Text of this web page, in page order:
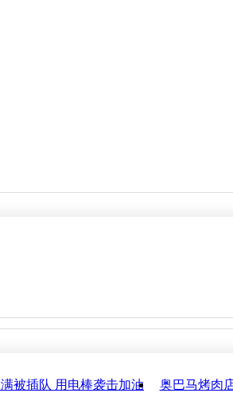
被插队 用电棒袭击加油
奥巴马烤肉